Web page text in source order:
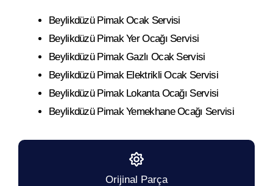
Beylikdüzü Pimak Ocak Servisi
Beylikdüzü Pimak Yer Ocağı Servisi
Beylikdüzü Pimak Gazlı Ocak Servisi
Beylikdüzü Pimak Elektrikli Ocak Servisi
Beylikdüzü Pimak Lokanta Ocağı Servisi
Beylikdüzü Pimak Yemekhane Ocağı Servisi
Orijinal Parça